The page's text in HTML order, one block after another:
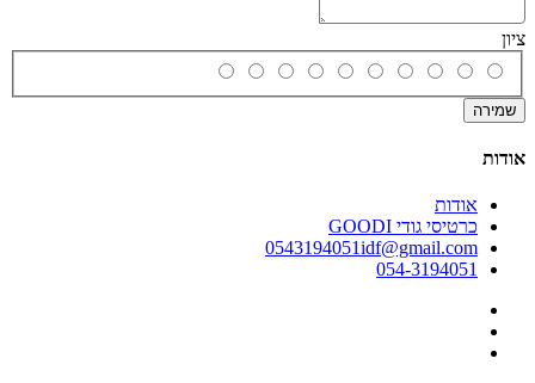
ציון
שמירה
אודות
אודות
כרטיסי גודי GOODI
0543194051idf@gmail.com
054-3194051